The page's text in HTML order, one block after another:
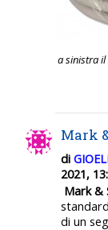
a sinistra
Mark
di
2021,
Mark &
standard
di un